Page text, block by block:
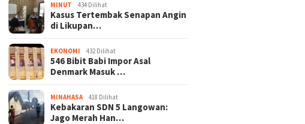
MINUT 434 Dilihat
Kasus Tertembak Senapan Angin
di Likupan…
EKONOMI 432 Dilihat
546 Bibit Babi Impor Asal
Denmark Masuk …
MINAHASA 418 Dilihat
Kebakaran SDN 5 Langowan:
Jago Merah Han…